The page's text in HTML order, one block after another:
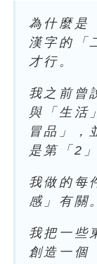
為什麼是
漢字的「
才行。
我之前曾
與「生活
冒品」，
是第「2
我做的每
感」有關。
我把一些
創造一個